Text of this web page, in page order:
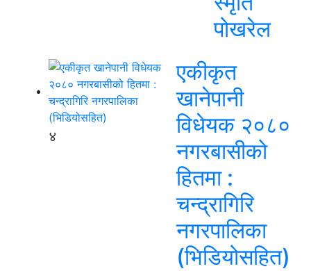
पोखरेल
४
एकीकृत
खानेपानी
विधेयक २०८०
नगरबासीको
हितमा :
चन्द्रागिरि
नगरपालिका
(भिडियोसहित)